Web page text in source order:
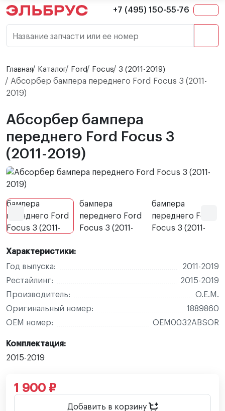
+7 (495) 150-55-76
Название запчасти или ее номер
Главная Каталог Ford Focus 3 (2011-2019)
Абсорбер бампера переднего Ford Focus 3 (2011-
2019)
Абсорбер бампера
переднего Ford Focus 3
(2011-2019)
Характеристики:
Год выпуска:
2011-2019
Рестайлинг:
2015-2019
Производитель:
O.E.M.
Оригинальный номер:
1889860
OEM номер:
OEM0032ABSOR
Комплектация:
2015-2019
1 900 ₽
Добавить в корзину